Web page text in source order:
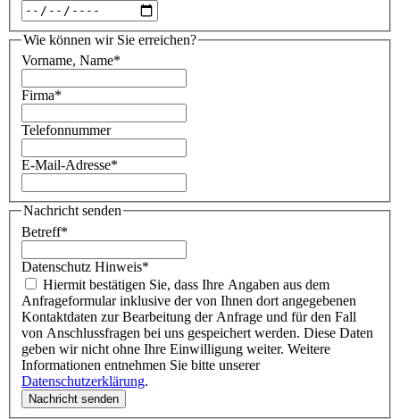
Wie können wir Sie erreichen?
Vorname, Name*
Firma*
Telefonnummer
E-Mail-Adresse*
Nachricht senden
Betreff*
Datenschutz Hinweis*
Hiermit bestätigen Sie, dass Ihre Angaben aus dem
Anfrageformular inklusive der von Ihnen dort angegebenen
Kontaktdaten zur Bearbeitung der Anfrage und für den Fall
von Anschlussfragen bei uns gespeichert werden. Diese Daten
geben wir nicht ohne Ihre Einwilligung weiter. Weitere
Informationen entnehmen Sie bitte unserer
Datenschutzerklärung.